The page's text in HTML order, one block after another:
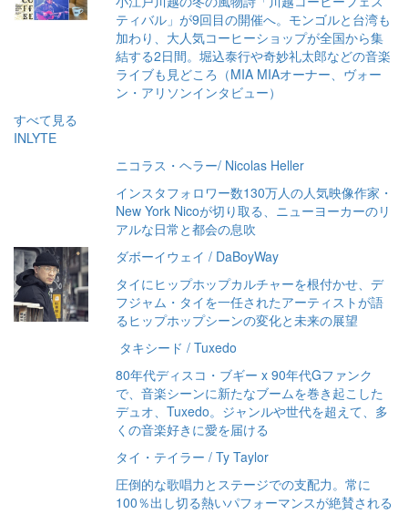
ティバル」が9回目の開催へ。モンゴルと台湾も
加わり、大人気コーヒーショップが全国から集
結する2日間。堀込泰行や奇妙礼太郎などの音楽
ライブも見どころ（MIA MIAオーナー、ヴォー
ン・アリソンインタビュー）
すべて見る
INLYTE
ニコラス・ヘラー/ Nicolas Heller
インスタフォロワー数130万人の人気映像作家・
New York Nicoが切り取る、ニューヨーカーのリ
アルな日常と都会の息吹
ダボーイウェイ / DaBoyWay
タイにヒップホップカルチャーを根付かせ、デ
フジャム・タイを一任されたアーティストが語
るヒップホップシーンの変化と未来の展望
タキシード / Tuxedo
80年代ディスコ・ブギー x 90年代Gファンク
で、音楽シーンに新たなブームを巻き起こした
デュオ、Tuxedo。ジャンルや世代を超えて、多
くの音楽好きに愛を届ける
タイ・テイラー / Ty Taylor
圧倒的な歌唱力とステージでの支配力。常に
100％出し切る熱いパフォーマンスが絶賛される